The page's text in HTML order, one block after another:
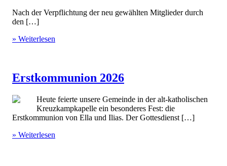
Nach der Verpflichtung der neu gewählten Mitglieder durch
den […]
» Weiterlesen
Erstkommunion 2026
Heute feierte unsere Gemeinde in der alt-katholischen
Kreuzkampkapelle ein besonderes Fest: die
Erstkommunion von Ella und Ilias. Der Gottesdienst […]
» Weiterlesen